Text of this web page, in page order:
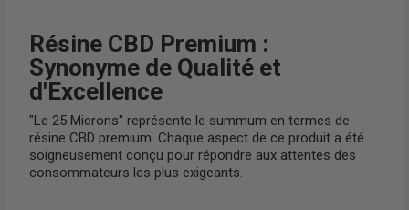
Résine CBD Premium :
Synonyme de Qualité et
d'Excellence
"Le 25 Microns" représente le summum en termes de
résine CBD premium. Chaque aspect de ce produit a été
soigneusement conçu pour répondre aux attentes des
consommateurs les plus exigeants.